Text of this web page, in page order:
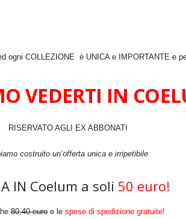
ogni COLLEZIONE è UNICA e IMPORTANTE e
VEDERTI IN
RISERVATO AGLI EX ABBONATI
costruito un’offerta unica e irripetibile
IN Coelum a soli 50 euro!
80,40 euro e le spese di spedizione gratuite!